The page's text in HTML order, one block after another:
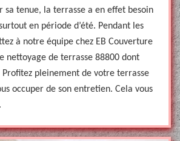
sa tenue, la terrasse a en effet besoin
en période d’été. Pendant les
à notre équipe chez EB Couverture
nettoyage de terrasse 88800 dont
Profitez pleinement de votre terrasse
occuper de son entretien. Cela vous